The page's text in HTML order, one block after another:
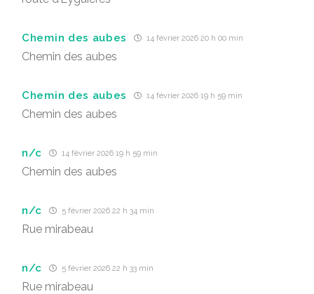
Chemin des aubes 14 février 2026 20 h 00 min
Chemin des aubes
Chemin des aubes 14 février 2026 19 h 59 min
Chemin des aubes
n/c 14 février 2026 19 h 59 min
Chemin des aubes
n/c 5 février 2026 22 h 34 min
Rue mirabeau
n/c 5 février 2026 22 h 33 min
Rue mirabeau